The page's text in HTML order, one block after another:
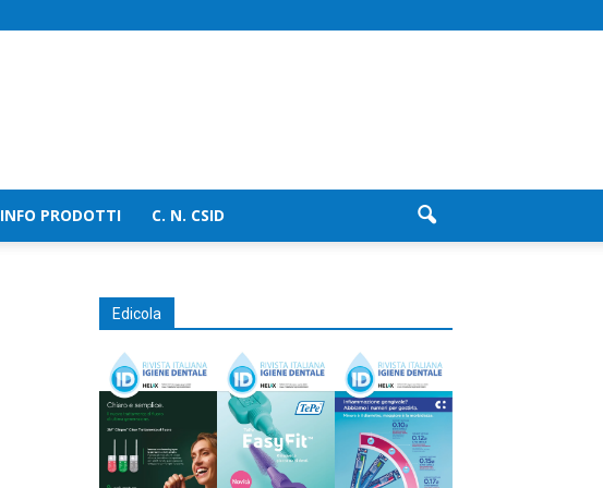
INFO PRODOTTI C. N. CSID
Edicola